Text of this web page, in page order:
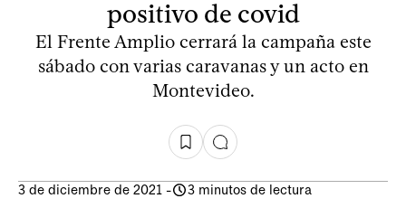
positivo de covid
El Frente Amplio cerrará la campaña este
sábado con varias caravanas y un acto en
Montevideo.
3 de diciembre de 2021 - 3 minutos de lectura